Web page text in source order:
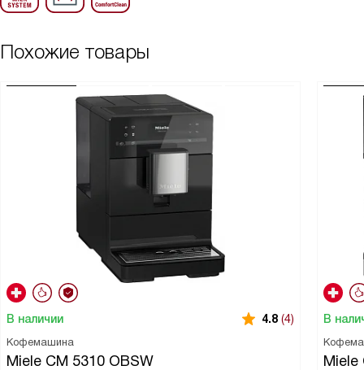
Похожие товары
В наличии 4.8 (4)
Кофемашина
Miele CM 5310 OBSW
В
Miele